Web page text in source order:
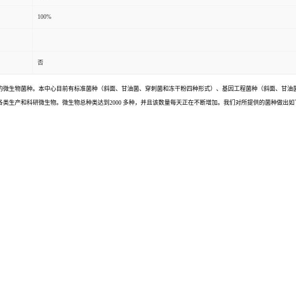
100%
否
生物菌种。本中心目前有标准菌种（斜面、甘油菌、穿刺菌和冻干粉四种形式）、基因工程菌种（斜面、甘
生产和科研微生物。微生物总种类达到2000 多种，并且该数量每天正在不断增加。我们对所提供的菌种做出如